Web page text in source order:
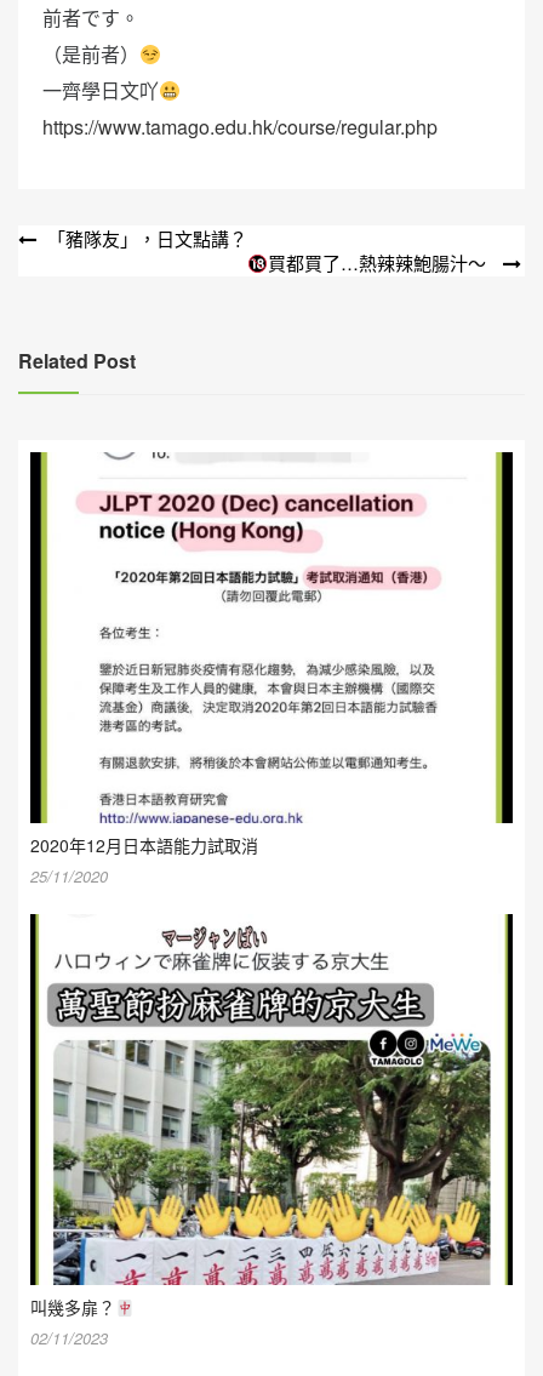
前者です。
（是前者）
一齊學日文吖
https://www.tamago.edu.hk/course/regular.php
文
覽
「豬隊友」，日文點講？
買都買了…熱辣辣鮑腸汁～
Related Post
2020年12月日本語能力試取消
25/11/2020
叫幾多扉？
02/11/2023